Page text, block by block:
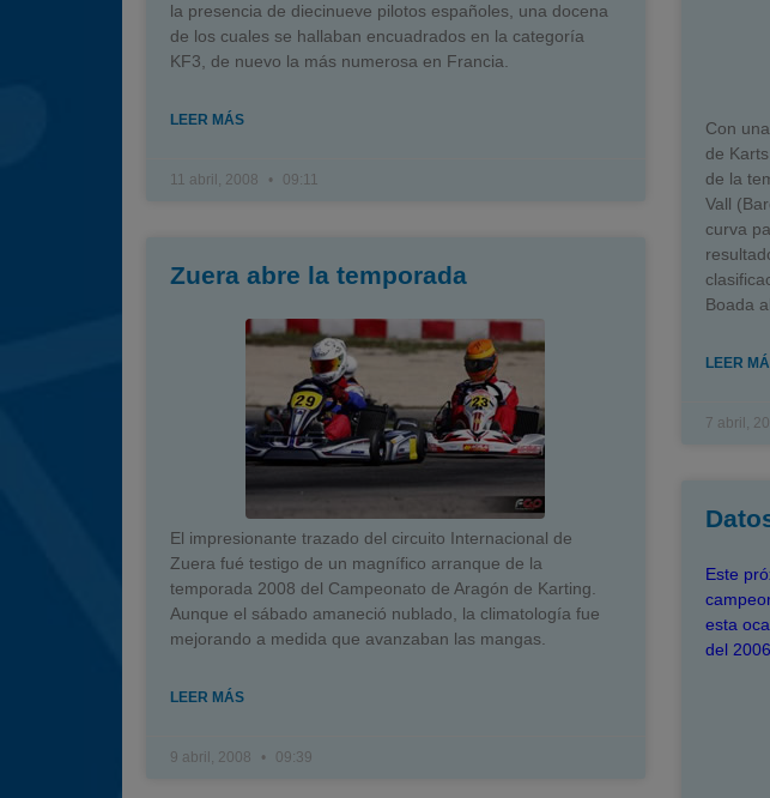
la presencia de diecinueve pilotos españoles, una docena
de los cuales se hallaban encuadrados en la categoría
KF3, de nuevo la más numerosa en Francia.
LEER MÁS
11 abril, 2008 09:11
Zuera abre la temporada
El impresionante trazado del circuito Internacional de
Zuera fué testigo de un magnífico arranque de la
temporada 2008 del Campeonato de Aragón de Karting.
Aunque el sábado amaneció nublado, la climatología fue
mejorando a medida que avanzaban las mangas.
LEER MÁS
9 abril, 2008 09:39
Con
de
de la
Vall
curva
Boada
LEER
7 abril,
Este
esta
del